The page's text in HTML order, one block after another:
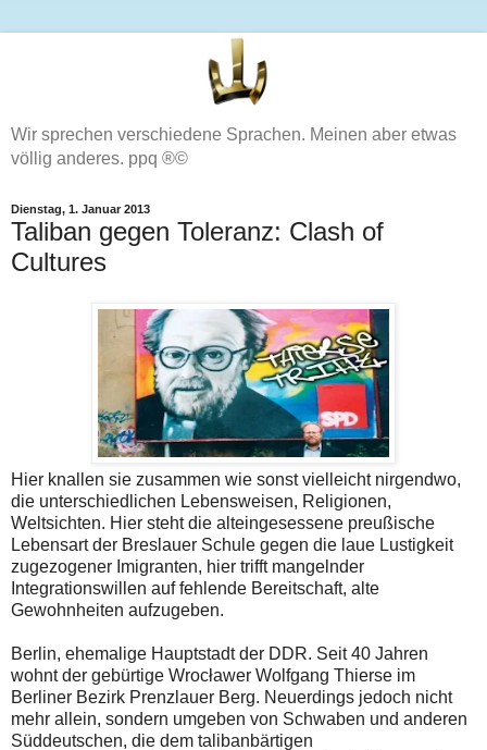
Wir sprechen verschiedene Sprachen. Meinen aber etwas
völlig anderes. ppq ®©
Dienstag, 1. Januar 2013
Taliban gegen Toleranz: Clash of
Cultures
Hier knallen sie zusammen wie sonst vielleicht nirgendwo,
die unterschiedlichen Lebensweisen, Religionen,
Weltsichten. Hier steht die alteingesessene preußische
Lebensart der Breslauer Schule gegen die laue Lustigkeit
zugezogener Imigranten, hier trifft mangelnder
Integrationswillen auf fehlende Bereitschaft, alte
Gewohnheiten aufzugeben.
Berlin, ehemalige Hauptstadt der DDR. Seit 40 Jahren
wohnt der gebürtige Wrocławer Wolfgang Thierse im
Berliner Bezirk Prenzlauer Berg. Neuerdings jedoch nicht
mehr allein, sondern umgeben von Schwaben und anderen
Süddeutschen, die dem talibanbärtigen